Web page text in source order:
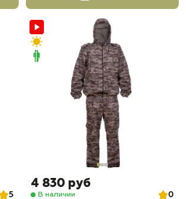
5
4 830 руб
В наличии 0